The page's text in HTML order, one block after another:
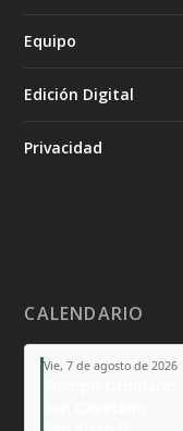
Equipo
Edición Digital
Privacidad
CALENDARIO
Vie, 7 de agosto de 2026